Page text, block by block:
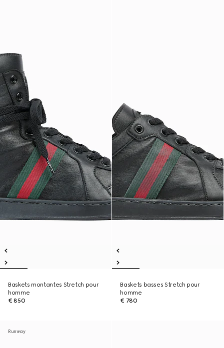
Baskets montantes Stretch pour
homme
€ 850
Baskets basses Stretch pour
homme
€ 780
Runway